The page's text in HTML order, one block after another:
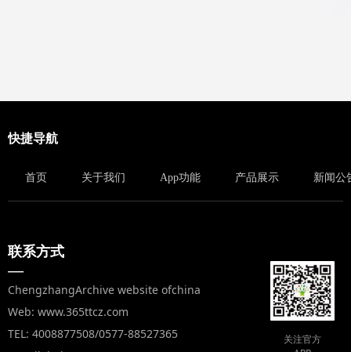
快捷导航
首页 关于我们 App功能 产品展示 新闻公
联系方式
—
ChengzhangArchive website ofchina
Web: www.365ttcz.com
TEL: 4008877508/0577-88527365
关注官方